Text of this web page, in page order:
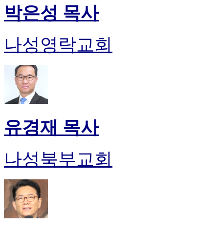
박은성 목사
나성영락교회
유경재 목사
나성북부교회